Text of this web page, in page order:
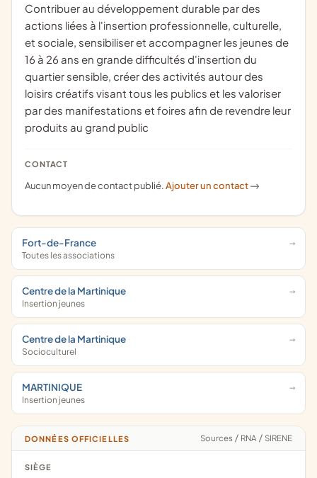
contribuer au développement durable par des
actions liées à l'insertion professionnelle, culturelle,
et sociale, sensibiliser et accompagner les jeunes de
16 à 26 ans en grande difficultés d'insertion du
quartier sensible, créer des activités autour des
loisirs créatifs visant tous les publics et les valoriser
par des manifestations et foires afin de revendre leur
produits au grand public
CONTACT
Aucun moyen de contact publié.Ajouter un contact ->
Fort-de-France
Toutes les associations
Centre de la Martinique
Insertion jeunes
Centre de la Martinique
Socioculturel
MARTINIQUE
Insertion jeunes
DONNÉES OFFICIELLES Sources / RNA / SIRENE
SIÈGE